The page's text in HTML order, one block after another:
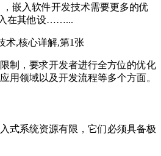
嵌入软件开发技术需要更多的优
入在其他设……...
制，要求开发者进行全方位的优化
用领域以及开发流程等多个方面。
式系统资源有限，它们必须具备极